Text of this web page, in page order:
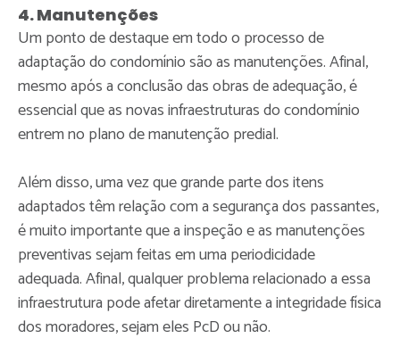
4. Manutenções
Um ponto de destaque em todo o processo de
adaptação do condomínio são as manutenções. Afinal,
mesmo após a conclusão das obras de adequação, é
essencial que as novas infraestruturas do condomínio
entrem no plano de manutenção predial.
Além disso, uma vez que grande parte dos itens
adaptados têm relação com a segurança dos passantes,
é muito importante que a inspeção e as manutenções
preventivas sejam feitas em uma periodicidade
adequada. Afinal, qualquer problema relacionado a essa
infraestrutura pode afetar diretamente a integridade física
dos moradores, sejam eles PcD ou não.